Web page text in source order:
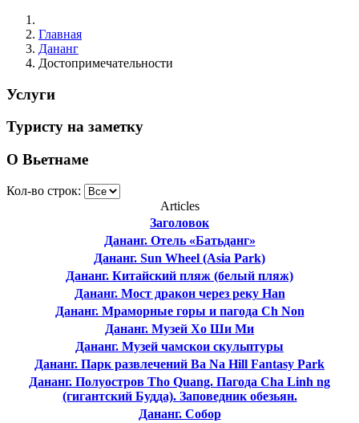
Главная
Дананг
Достопримечательности
Услуги
Туристу на заметку
О Вьетнаме
Кол-во строк:
Articles
Заголовок
Дананг. Отель «Батьданг»
Дананг. Sun Wheel (Asia Park)
Дананг. Китайский пляж (белый пляж)
Дананг. Мост дракон через реку Han
Дананг. Мраморные горы и пагода Ch Non
Дананг. Музей Хо Ши Ми
Дананг. Музей чамскои скульптуры
Дананг. Парк развлечений Ba Na Hill Fantasy Park
Дананг. Полуостров Tho Quang. Пагода Cha Linh ng
(гигантский Будда). Заповедник обезьян.
Дананг. Собор